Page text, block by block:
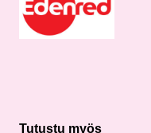
Tutustu myös